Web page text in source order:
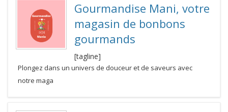
Gourmandise Mani, votre
magasin de bonbons
gourmands
[tagline]
Plongez dans un univers de douceur et de saveurs avec
notre maga